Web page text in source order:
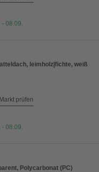
- 08.09.
leimholz|fichte, weiß
prüfen
- 08.09.
Polycarbonat (PC)